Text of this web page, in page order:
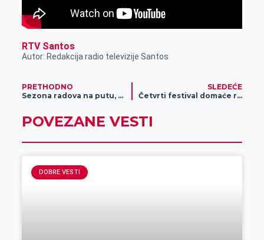
RTV Santos
Autor: Redakcija radio televizije Santos
PRETHODNO
Sezona radova na putu, očekuju se gužve
SLEDEĆE
Četvrti festival domaće rakije u Žitištu
POVEZANE VESTI
DOBRE VESTI